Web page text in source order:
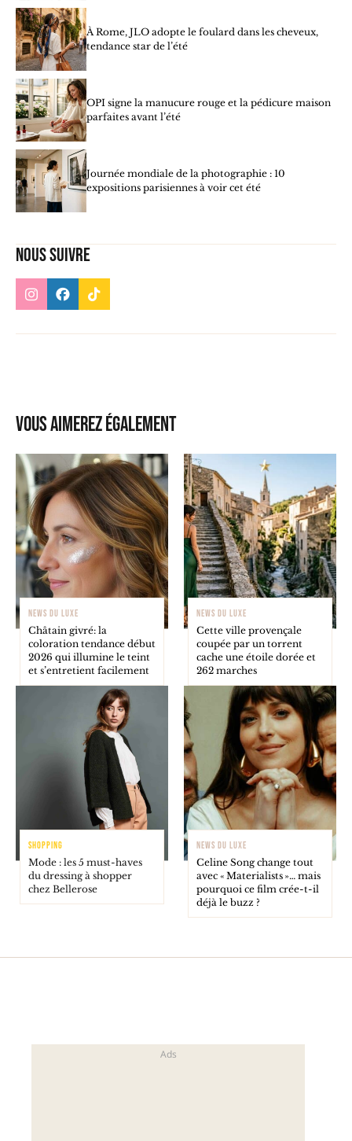
À Rome, JLO adopte le foulard dans les cheveux,
tendance star de l’été
OPI signe la manucure rouge et la pédicure maison
parfaites avant l’été
Journée mondiale de la photographie : 10
expositions parisiennes à voir cet été
Nous suivre
Vous aimerez également
NEWS DU LUXE
Châtain givré: la
coloration tendance début
2026 qui illumine le teint
et s’entretient facilement
NEWS DU LUXE
Cette ville provençale
coupée par un torrent
cache une étoile dorée et
262 marches
SHOPPING
Mode : les 5 must-haves
du dressing à shopper
chez Bellerose
NEWS DU LUXE
Celine Song change tout
avec « Materialists »… mais
pourquoi ce film crée-t-il
déjà le buzz ?